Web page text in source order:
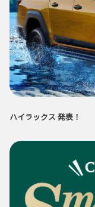
ハイラックス 発表！